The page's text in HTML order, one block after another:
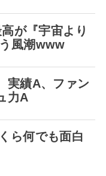
が『宇宙より
風潮www
実績A、ファン
力A
ら何でも面白